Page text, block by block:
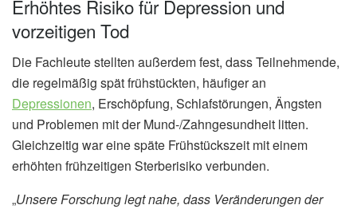
Erhöhtes Risiko für Depression und
vorzeitigen Tod
Die Fachleute stellten außerdem fest, dass Teilnehmende,
die regelmäßig spät frühstückten, häufiger an
Depressionen, Erschöpfung, Schlafstörungen, Ängsten
und Problemen mit der Mund-/Zahngesundheit litten.
Gleichzeitig war eine späte Frühstückszeit mit einem
erhöhten frühzeitigen Sterberisiko verbunden.
„Unsere Forschung legt nahe, dass Veränderungen der